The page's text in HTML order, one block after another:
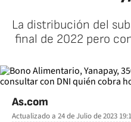
La distribución del
final de 2022 pero
As.com
Actualizado a 24 de Julio de 2023